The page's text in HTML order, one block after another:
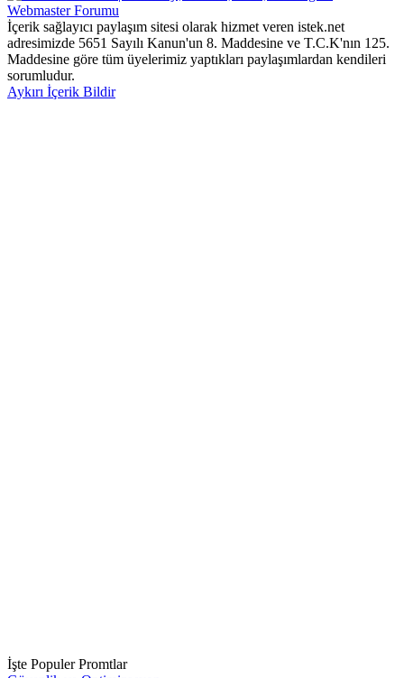
İçerik sağlayıcı paylaşım sitesi olarak hizmet veren istek.net
adresimizde 5651 Sayılı Kanun'un 8. Maddesine ve T.C.K'nın 125.
Maddesine göre tüm üyelerimiz yaptıkları paylaşımlardan kendileri
sorumludur.
Aykırı İçerik Bildir
İşte Populer Promtlar